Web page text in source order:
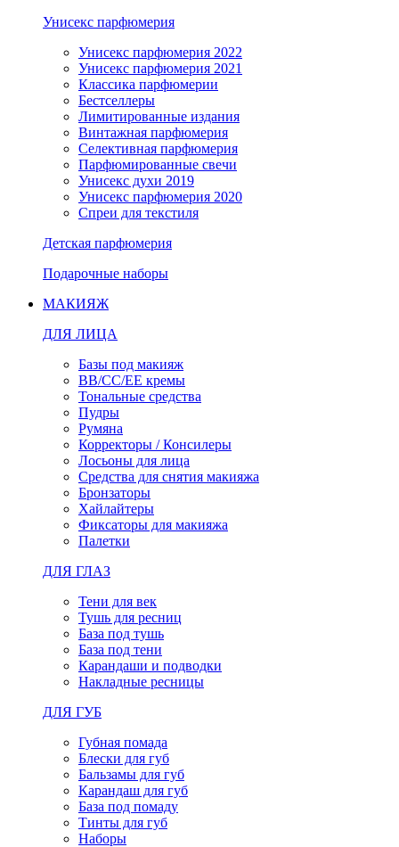
Унисекс парфюмерия
Унисекс парфюмерия 2022
Унисекс парфюмерия 2021
Классика парфюмерии
Бестселлеры
Лимитированные издания
Винтажная парфюмерия
Селективная парфюмерия
Парфюмированные свечи
Унисекс духи 2019
Унисекс парфюмерия 2020
Спреи для текстиля
Детская парфюмерия
Подарочные наборы
МАКИЯЖ
ДЛЯ ЛИЦА
Базы под макияж
BB/CC/EE кремы
Тональные средства
Пудры
Румяна
Корректоры / Консилеры
Лосьоны для лица
Средства для снятия макияжа
Бронзаторы
Хайлайтеры
Фиксаторы для макияжа
Палетки
ДЛЯ ГЛАЗ
Тени для век
Тушь для ресниц
База под тушь
База под тени
Карандаши и подводки
Накладные ресницы
ДЛЯ ГУБ
Губная помада
Блески для губ
Бальзамы для губ
Карандаш для губ
База под помаду
Тинты для губ
Наборы